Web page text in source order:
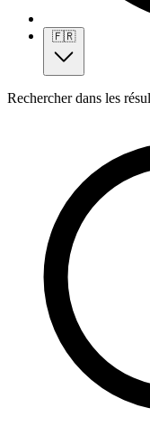
🇫🇷
Rechercher dans les